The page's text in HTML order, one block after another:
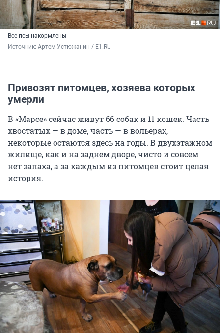
Все псы накормлены
Источник: Артем Устюжанин / E1.RU
Привозят питомцев, хозяева которых
умерли
В «Марсе» сейчас живут 66 собак и 11 кошек. Часть
хвостатых — в доме, часть — в вольерах,
некоторые остаются здесь на годы. В двухэтажном
жилище, как и на заднем дворе, чисто и совсем
нет запаха, а за каждым из питомцев стоит целая
история.